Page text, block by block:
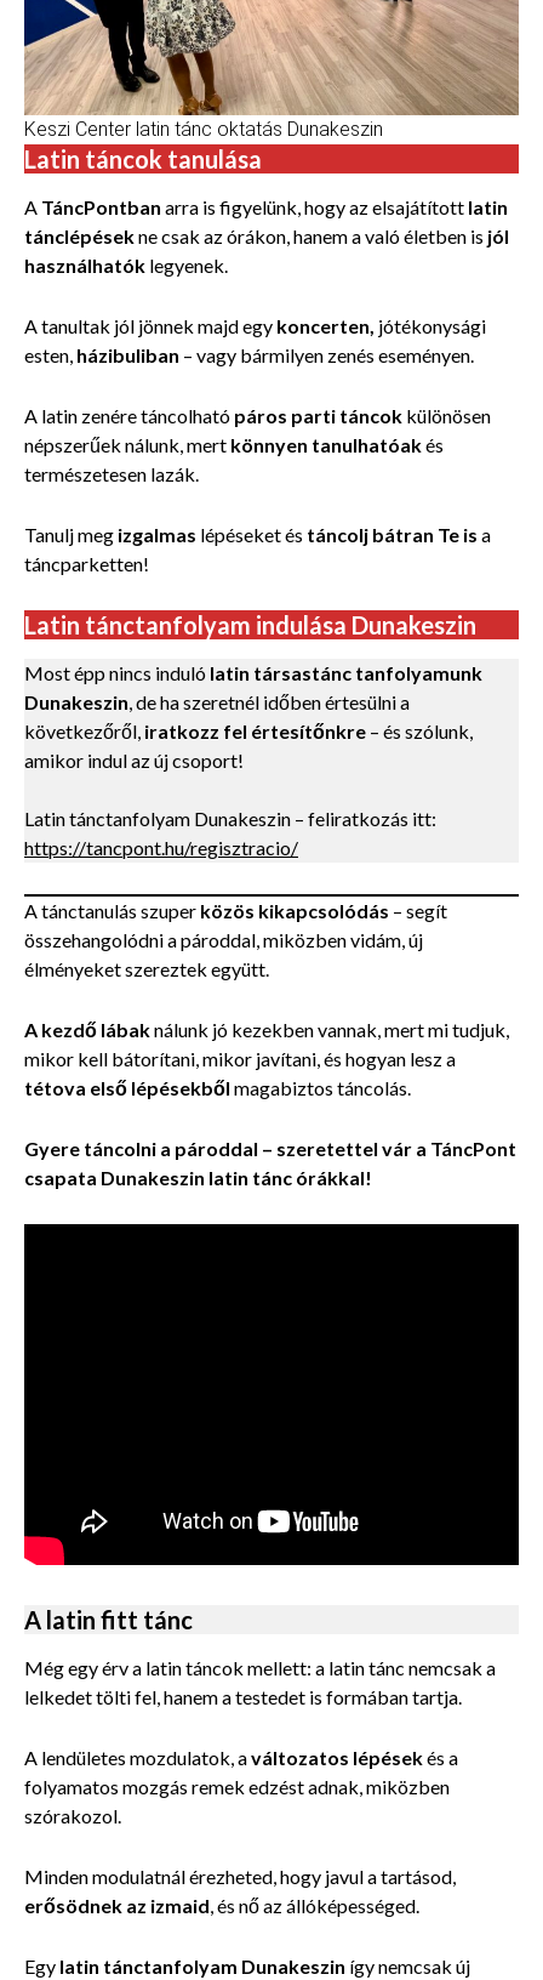
Keszi Center latin tánc oktatás Dunakeszin
Latin táncok tanulása
A TáncPontban arra is figyelünk, hogy az elsajátított latin
tánclépésekne csak az órákon, hanem a való életben is jól
használhatók legyenek.
A tanultak jól jönnek majd egy koncerten, jótékonysági
esten, házibuliban – vagy bármilyen zenés eseményen.
A latin zenére táncolható páros parti táncok különösen
népszerűek nálunk, mert könnyen tanulhatóakés
természetesen lazák.
Tanulj meg izgalmas lépéseket és táncolj bátran Te is a
táncparketten!
Latin tánctanfolyam indulása Dunakeszin
Most épp nincs induló latin társastánc tanfolyamunk
Dunakeszin, de ha szeretnél időben értesülni a
következőről, iratkozz fel értesítőnkre – és szólunk,
amikor indul az új csoport!
Latin tánctanfolyam Dunakeszin – feliratkozás itt:
https://tancpont.hu/regisztracio/
A tánctanulás szuper közös kikapcsolódás – segít
összehangolódni a pároddal, miközben vidám, új
élményeket szereztek együtt.
A kezdő lábaknálunk jó kezekben vannak, mert mi tudjuk,
mikor kell bátorítani, mikor javítani, és hogyan lesz a
tétova első lépésekből magabiztos táncolás.
Gyere táncolni a pároddal – szeretettel vár a TáncPont
csapata Dunakeszin latin tánc órákkal!
A latin fitt tánc
Még egy érv a latin táncok mellett: a latin tánc nemcsak a
lelkedet tölti fel, hanem a testedet is formában tartja.
A lendületes mozdulatok, aváltozatos lépésekés a
folyamatos mozgás remek edzést adnak, miközben
szórakozol.
Minden modulatnál érezheted, hogy javul a tartásod,
erősödnek az izmaid, és nő az állóképességed.
Egy latin tánctanfolyam Dunakeszin így nemcsak új